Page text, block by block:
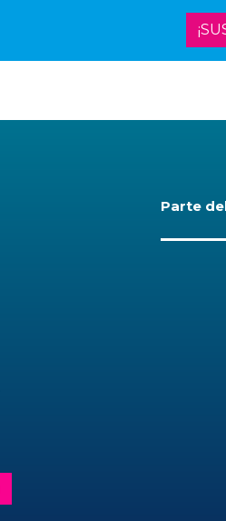
Parte